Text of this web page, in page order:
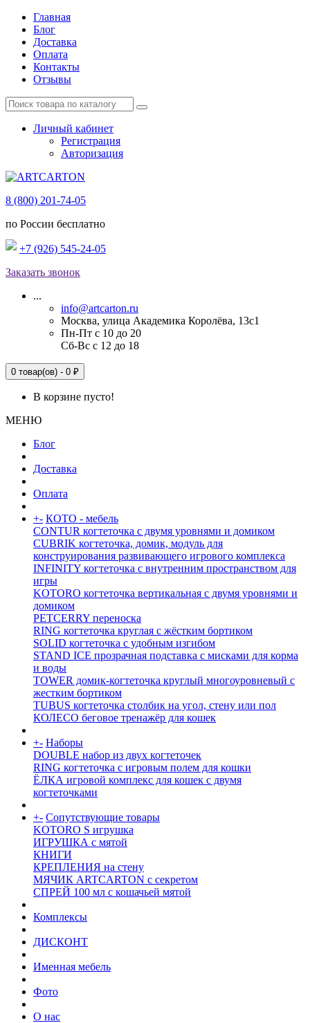
Главная
Блог
Доставка
Оплата
Контакты
Отзывы
Личный кабинет
Регистрация
Авторизация
8 (800) 201-74-05
по России бесплатно
+7 (926) 545-24-05
Заказать звонок
...
info@artcarton.ru
Москва, улица Академика Королёва, 13с1
Пн-Пт с 10 до 20
Сб-Вс с 12 до 18
0 товар(ов) - 0 ₽
В корзине пусто!
МЕНЮ
Блог
Доставка
Оплата
+- КОТО - мебель
CONTUR когтеточка с двумя уровнями и домиком
CUBRIK когтеточка, домик, модуль для
конструирования развивающего игрового комплекса
INFINITY когтеточка с внутренним пространством для
игры
KOTORO когтеточка вертикальная с двумя уровнями и
домиком
PETCERRY переноска
RING когтеточка круглая с жёстким бортиком
SOLID когтеточка с удобным изгибом
STAND ICE прозрачная подставка с мисками для корма
и воды
TOWER домик-когтеточка круглый многоуровневый с
жестким бортиком
TUBUS когтеточка столбик на угол, стену или пол
КОЛЕСО беговое тренажёр для кошек
+- Наборы
DOUBLE набор из двух когтеточек
RING когтеточка c игровым полем для кошки
ЁЛКА игровой комплекс для кошек с двумя
когтеточками
+- Сопутствующие товары
KOTORO S игрушка
ИГРУШКА с мятой
КНИГИ
КРЕПЛЕНИЯ на стену
МЯЧИК ARTCARTON с секретом
СПРЕЙ 100 мл с кошачьей мятой
Комплексы
ДИСКОНТ
Именная мебель
Фото
О нас